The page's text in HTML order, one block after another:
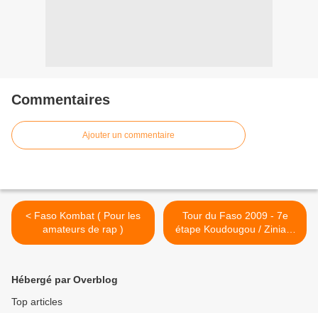
Commentaires
Ajouter un commentaire
< Faso Kombat ( Pour les
amateurs de rap )
Tour du Faso 2009 - 7e
étape Koudougou / Ziniaré
128km >
Hébergé par Overblog
Top articles